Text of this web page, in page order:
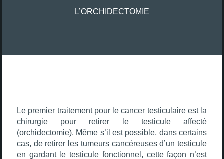
L’ORCHIDECTOMIE
Le premier traitement pour le cancer testiculaire est la
chirurgie pour retirer le testicule affecté
(orchidectomie). Même s’il est possible, dans certains
cas, de retirer les tumeurs cancéreuses d’un testicule
en gardant le testicule fonctionnel, cette façon n’est